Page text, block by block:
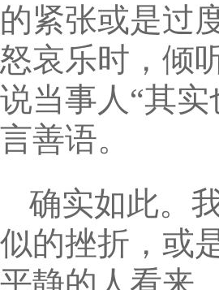
的紧张或是过
怒哀乐时，倾
说当事人“其
言善语。
确实如此。
似的挫折，或